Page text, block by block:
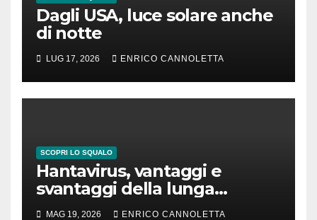
Dagli USA, luce solare anche
di notte
LUG 17, 2026 ENRICO CANNOLETTA
SCOPRI LO SQUALO
Hantavirus, vantaggi e
svantaggi della lunga
incubazione
MAG 19, 2026 ENRICO CANNOLETTA